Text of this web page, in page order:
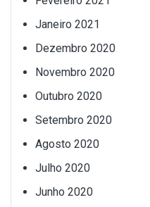
Janeiro 2021
Dezembro 2020
Novembro 2020
Outubro 2020
Setembro 2020
Agosto 2020
Julho 2020
Junho 2020